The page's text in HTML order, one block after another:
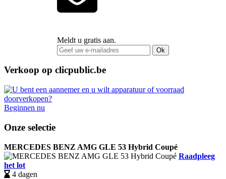
Meldt u gratis aan.
Ok
Verkoop op clicpublic.be
Beginnen nu
Onze selectie
MERCEDES BENZ AMG GLE 53 Hybrid Coupé
Raadpleeg
het lot
4 dagen